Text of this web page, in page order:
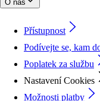
O nás
Přístupnost
Podívejte se, kam
Poplatek za službu
Nastavení Cookies
Možnosti platby